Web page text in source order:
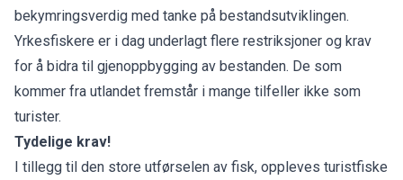
bekymringsverdig med tanke på bestandsutviklingen.
Yrkesfiskere er i dag underlagt flere restriksjoner og krav
for å bidra til gjenoppbygging av bestanden. De som
kommer fra utlandet fremstår i mange tilfeller ikke som
turister.
Tydelige krav!
I tillegg til den store utførselen av fisk, oppleves turistfiske